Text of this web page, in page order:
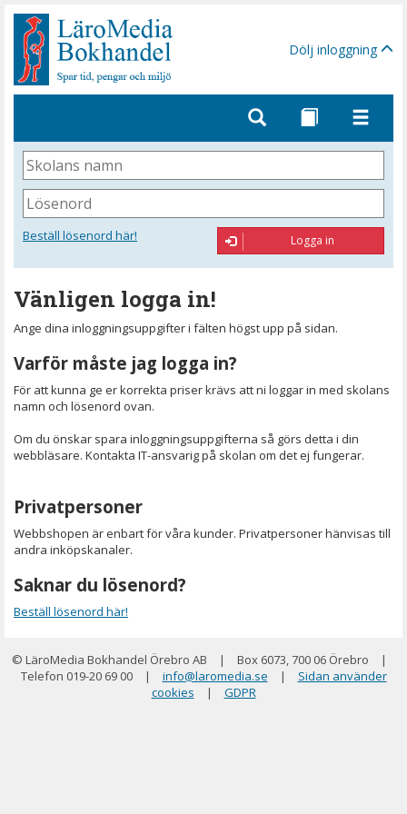
Gå
sidinnehåll
Dölj inloggning
Skolans
namn
Lösenord
Beställ lösenord här! Logga in
Vänligen logga in!
Ange dina inloggningsuppgifter i fälten högst upp på sidan.
Varför måste jag logga in?
För att kunna ge er korrekta priser krävs att ni loggar in med skolans
namn och lösenord ovan.
Om du önskar spara inloggningsuppgifterna så görs detta i din
webbläsare. Kontakta IT-ansvarig på skolan om det ej fungerar.
Privatpersoner
Webbshopen är enbart för våra kunder. Privatpersoner hänvisas till
andra inköpskanaler.
Saknar du lösenord?
Beställ lösenord här!
© LäroMedia Bokhandel Örebro AB | Box 6073, 700 06 Örebro
|
Telefon 019-20 69 00
| info@laromedia.se |
Sidan använder
cookies
| GDPR